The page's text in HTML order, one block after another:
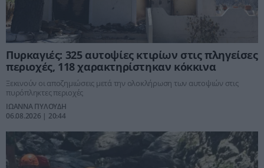
Πυρκαγιές: 325 αυτοψίες κτιρίων στις πληγείσες
περιοχές, 118 χαρακτηρίστηκαν κόκκινα
Ξεκινούν οι αποζημιώσεις μετά την ολοκλήρωση των αυτοψιών στις
πυρόπληκτες περιοχές
ΙΩΑΝΝΑ ΠΥΛΟΥΔΗ
06.08.2026 | 20:44